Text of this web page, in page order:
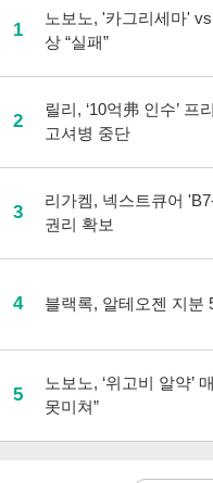
1
노보노, '카그리세마'
상 “실패”
2
릴리, ‘10억弗 인수’ 프
고셔병 중단
3
리가켐, 넥스트큐어
권리 확보
4 블랙록, 알테오젠 지분
5
노보노, ‘위고비 알약’
못미쳐”